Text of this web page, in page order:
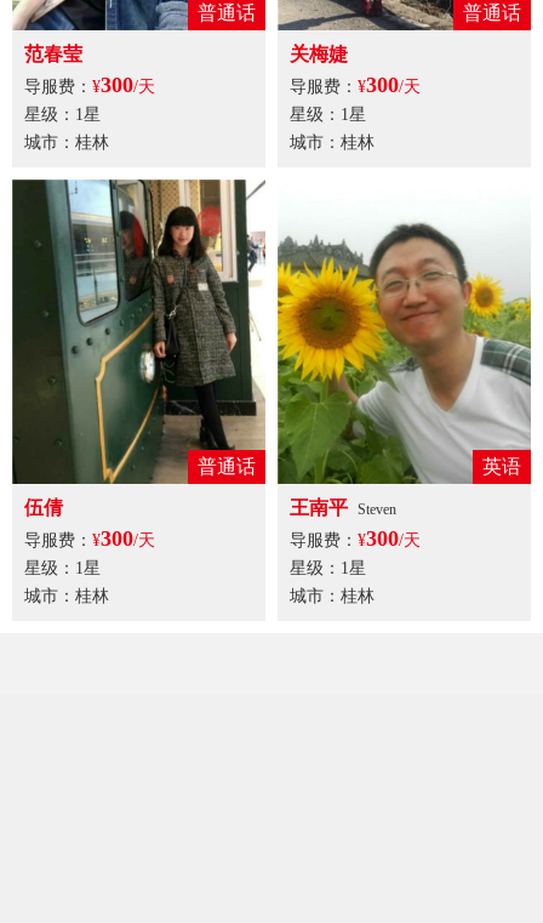
普通话
范春莹
导服费： ¥300/天
星级：1星
城市：桂林
普通话
关梅婕
导服费： ¥300/天
星级：1星
城市：桂林
普通话
伍倩
导服费： ¥300/天
星级：1星
城市：桂林
英语
王南平 Steven
导服费： ¥300/天
星级：1星
城市：桂林